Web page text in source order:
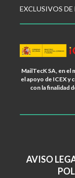
EXCLUSIVOS
MailTecK SA, en el
el apoyo de ICEX y
con la finalidad
AVISO